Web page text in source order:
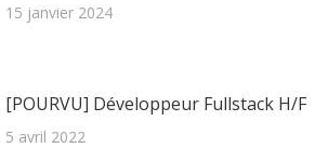
15 janvier 2024
[POURVU] Développeur Fullstack H/F
5 avril 2022